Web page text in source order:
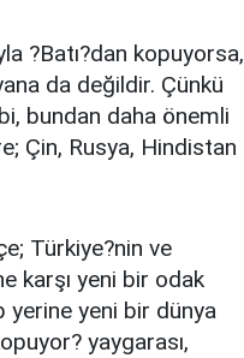
?Batı?dan kopuyorsa,
da değildir. Çünkü
bundan daha önemli
Çin, Rusya, Hindistan
Türkiye?nin ve
karşı yeni bir odak
yerine yeni bir dünya
yaygarası,